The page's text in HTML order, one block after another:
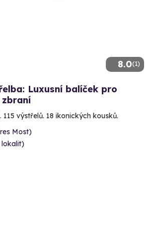
8.0(1)
Luxusní balíček pro
zbraní
115 výstřelů. 18 ikonických kousků.
Most)
lokalit)